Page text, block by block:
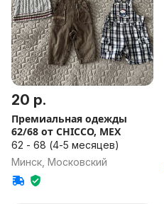
20 р.
Премиальная одежды
62/68 от СHICCO, MEX
62 - 68 (4-5 месяцев)
Минск, Московский